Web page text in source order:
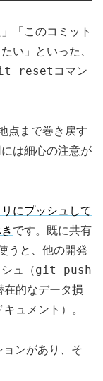
「このコミット
い」といった、
reset コマン
点まで巻き戻す
は細心の注意が
にプッシュして
です。既に共有
うと、他の開発
ュ（git push
在的なデータ損
ュメント）。
ンがあり、そ